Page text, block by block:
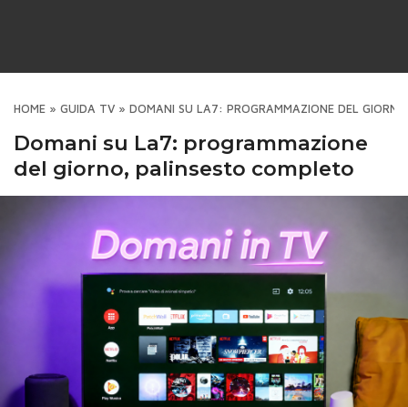
HOME » GUIDA TV » DOMANI SU LA7: PROGRAMMAZIONE DEL
Domani su La7: programmazione
del giorno, palinsesto completo